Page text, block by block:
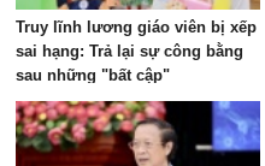
Truy lĩnh lương giáo viên bị xếp
sai hạng: Trả lại sự công bằng
sau những "bất cập"